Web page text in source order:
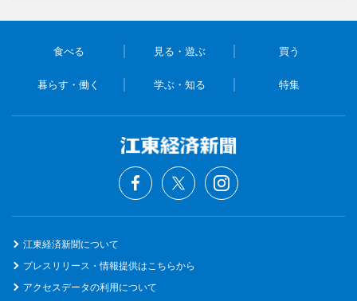
食べる 見る・遊ぶ 買う
暮らす・働く 学ぶ・知る 特集
江東経済新聞について
プレスリリース・情報提供はこちらから
アクセスデータの利用について